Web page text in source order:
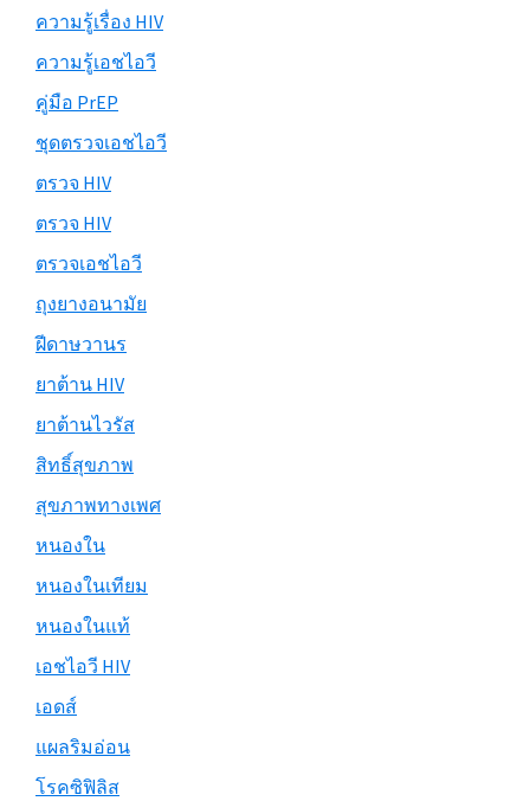
ความรู้เรื่อง HIV
ความรู้เอชไอวี
คู่มือ PrEP
ชุดตรวจเอชไอวี
ตรวจ HIV
ตรวจ HIV
ตรวจเอชไอวี
ถุงยางอนามัย
ฝีดาษวานร
ยาต้าน HIV
ยาต้านไวรัส
สิทธิ์สุขภาพ
สุขภาพทางเพศ
หนองใน
หนองในเทียม
หนองในแท้
เอชไอวี HIV
เอดส์
แผลริมอ่อน
โรคซิฟิลิส